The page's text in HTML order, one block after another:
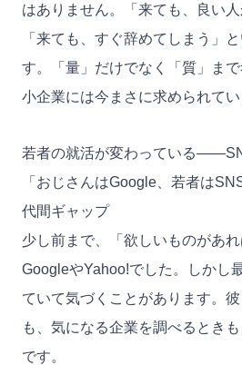
はありません。「来ても、良い人
「来ても、すぐ辞めてしまう」
す。「量」だけでなく「質」ま
小企業には今まさに求められてい
若者の就活が変わっている
「おじさんはGoogle、若者は
代間ギャップ
少し前まで、「欲しいものがあ
GoogleやYahoo!でした。しかし
ていて気づくことがあります。
も、気になる企業を調べるとき
です。